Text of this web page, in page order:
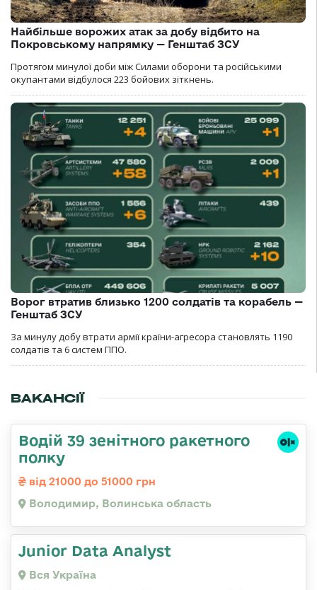
Найбільше ворожих атак за добу відбито на
Покровському напрямку — Генштаб ЗСУ
Протягом минулої доби між Силами оборони та російськими
окупантами відбулося 223 бойових зіткнень.
Ворог втратив близько 1200 солдатів та корабель —
Генштаб ЗСУ
За минулу добу втрати армії країни-агресора становлять 1190
солдатів та 6 систем ППО.
ВАКАНСІЇ
Водій 39 зенітного ракетного
полку
від 21000 до 51000 грн
Володимир, Волинська область
Junior Data Analyst
Вся Україна